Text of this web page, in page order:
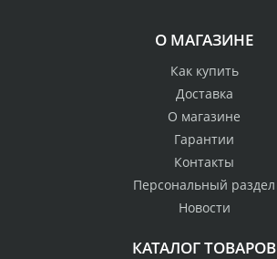
О МАГАЗИНЕ
Как купить
Доставка
О магазине
Гарантии
Контакты
Персональный раздел
Новости
КАТАЛОГ ТОВАРОВ